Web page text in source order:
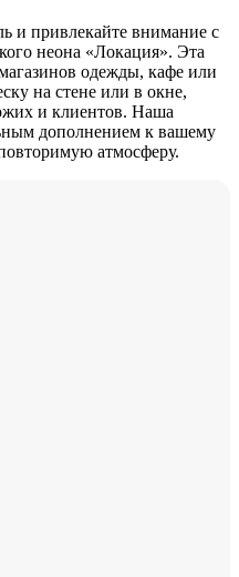
и привлекайте внимание с
неона «Локация». Эта
одежды, кафе или
на стене или в окне,
и клиентов. Наша
дополнением к вашему
атмосферу.